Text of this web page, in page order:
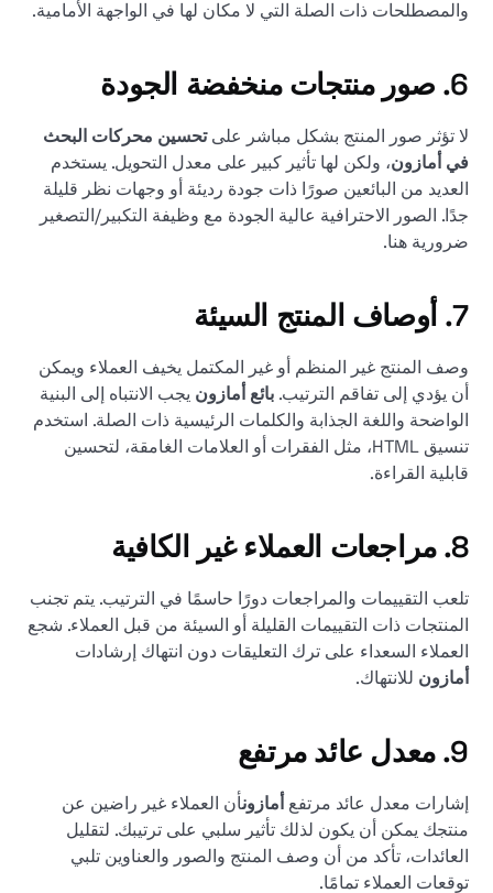
والمصطلحات ذات الصلة التي لا مكان لها في الواجهة الأمامية.
6. صور منتجات منخفضة الجودة
لا تؤثر صور المنتج بشكل مباشر علىتحسين محركات البحث
في أمازون، ولكن لها تأثير كبير على معدل التحويل. يستخدم
العديد من البائعين صورًا ذات جودة رديئة أو وجهات نظر قليلة
جدًا. الصور الاحترافية عالية الجودة مع وظيفة التكبير/التصغير
ضرورية هنا.
7. أوصاف المنتج السيئة
وصف المنتج غير المنظم أو غير المكتمل يخيف العملاء ويمكن
أن يؤدي إلى تفاقم الترتيب.بائع أمازون يجب الانتباه إلى البنية
الواضحة واللغة الجذابة والكلمات الرئيسية ذات الصلة. استخدم
تنسيق HTML، مثل الفقرات أو العلامات الغامقة، لتحسين
قابلية القراءة.
8. مراجعات العملاء غير الكافية
تلعب التقييمات والمراجعات دورًا حاسمًا في الترتيب. يتم تجنب
المنتجات ذات التقييمات القليلة أو السيئة من قبل العملاء. شجع
العملاء السعداء على ترك التعليقات دون انتهاك إرشادات
أمازون للانتهاك.
9. معدل عائد مرتفع
إشارات معدل عائد مرتفع أمازونأن العملاء غير راضين عن
منتجك يمكن أن يكون لذلك تأثير سلبي على ترتيبك. لتقليل
العائدات، تأكد من أن وصف المنتج والصور والعناوين تلبي
توقعات العملاء تمامًا.